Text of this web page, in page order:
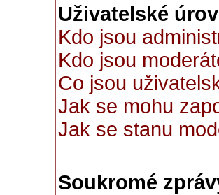
Uživatelské
Kdo jsou
Kdo jsou
Co jsou
Jak se mohu
Jak se stanu
Soukromé